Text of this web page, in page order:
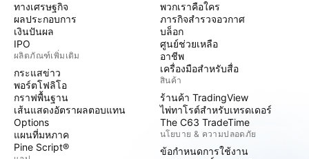
ทางเศรษฐกิจ
ผลประกอบการ
เงินปันผล
IPO
ผลิตภัณฑ์เพิ่มเติม
กระแสข่าว
พอร์ตโฟลิโอ
กราฟพื้นฐาน
เส้นแสดงอัตราผลตอบแทน
Options
แผนที่มหภาค
Pine Script®
พวกเราคือใคร
ภารกิจสำรวจอวกาศ
บล็อก
ศูนย์ช่วยเหลือ
อาชีพ
เครื่องมือสำหรับสื่อ
สินค้า
ร้านค้า TradingView
ไพ่ทาโรต์สำหรับเทรดเดอร์
The C63 TradeTime
นโยบาย & ความปลอดภัย
ข้อกำหนดการใช้งาน